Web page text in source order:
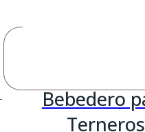
Bebedero
Terneros